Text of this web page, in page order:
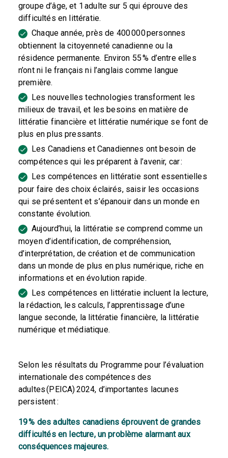
groupe d’âge, et 1 adulte sur 5 qui éprouve des
difficultés en littératie.
Chaque année, près de 400 000 personnes
obtiennent la citoyenneté canadienne ou la
résidence permanente. Environ 55 % d’entre elles
n’ont ni le français ni l’anglais comme langue
première.
Les nouvelles technologies transforment les
milieux de travail, et les besoins en matière de
littératie financière et littératie numérique se font de
plus en plus pressants.
Les Canadiens et Canadiennes ont besoin de
compétences qui les préparent à l’avenir, car :
Les compétences en littératie sont essentielles
pour faire des choix éclairés, saisir les occasions
qui se présentent et s’épanouir dans un monde en
constante évolution.
Aujourd’hui, la littératie se comprend comme un
moyen d’identification, de compréhension,
d’interprétation, de création et de communication
dans un monde de plus en plus numérique, riche en
informations et en évolution rapide.
Les compétences en littératie incluent la lecture,
la rédaction, les calculs, l’apprentissage d’une
langue seconde, la littératie financière, la littératie
numérique et médiatique.
Selon les résultats du Programme pour l’évaluation
internationale des compétences des
adultes (PEICA) 2024, d’importantes lacunes
persistent :
19 % des adultes canadienséprouvent de grandes
difficultés en lecture, un problème alarmant aux
conséquences majeures.